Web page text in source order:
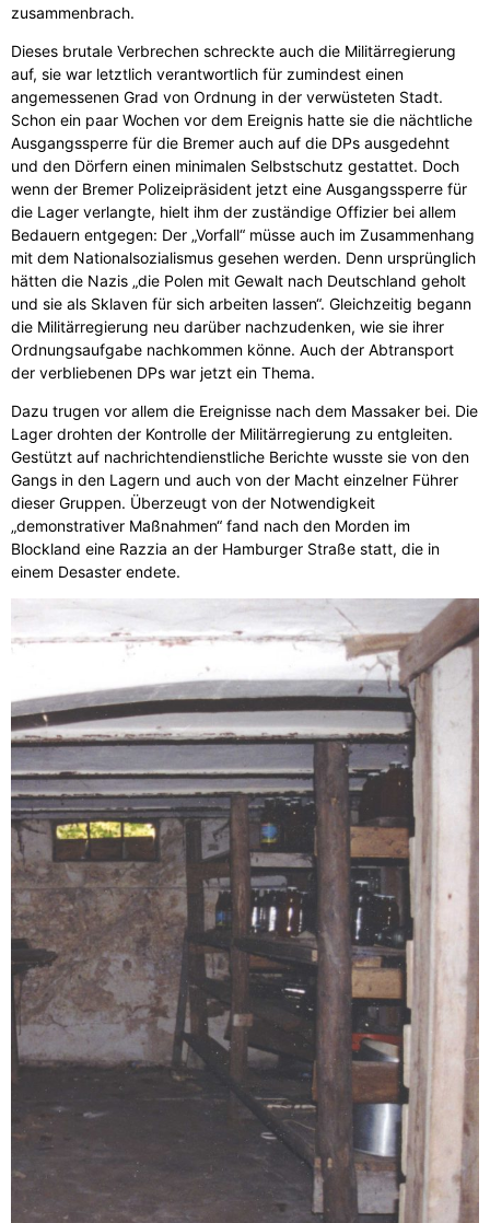
zusammenbrach.
Dieses brutale Verbrechen schreckte auch die Militärregierung
auf, sie war letztlich verantwortlich für zumindest einen
angemessenen Grad von Ordnung in der verwüsteten Stadt.
Schon ein paar Wochen vor dem Ereignis hatte sie die nächtliche
Ausgangssperre für die Bremer auch auf die DPs ausgedehnt
und den Dörfern einen minimalen Selbstschutz gestattet. Doch
wenn der Bremer Polizeipräsident jetzt eine Ausgangssperre für
die Lager verlangte, hielt ihm der zuständige Offizier bei allem
Bedauern entgegen: Der „Vorfall“ müsse auch im Zusammenhang
mit dem Nationalsozialismus gesehen werden. Denn ursprünglich
hätten die Nazis „die Polen mit Gewalt nach Deutschland geholt
und sie als Sklaven für sich arbeiten lassen“. Gleichzeitig begann
die Militärregierung neu darüber nachzudenken, wie sie ihrer
Ordnungsaufgabe nachkommen könne. Auch der Abtransport
der verbliebenen DPs war jetzt ein Thema.
Dazu trugen vor allem die Ereignisse nach dem Massaker bei. Die
Lager drohten der Kontrolle der Militärregierung zu entgleiten.
Gestützt auf nachrichtendienstliche Berichte wusste sie von den
Gangs in den Lagern und auch von der Macht einzelner Führer
dieser Gruppen. Überzeugt von der Notwendigkeit
„demonstrativer Maßnahmen“ fand nach den Morden im
Blockland eine Razzia an der Hamburger Straße statt, die in
einem Desaster endete.